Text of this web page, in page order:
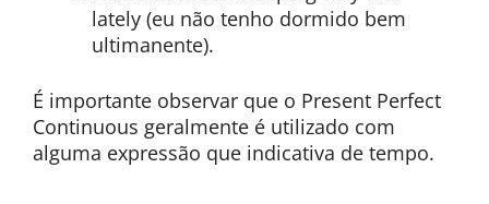
lately (eu não tenho dormido bem
ultimanente).
É importante observar que o Present Perfect
Continuous geralmente é utilizado com
alguma expressão que indicativa de tempo.